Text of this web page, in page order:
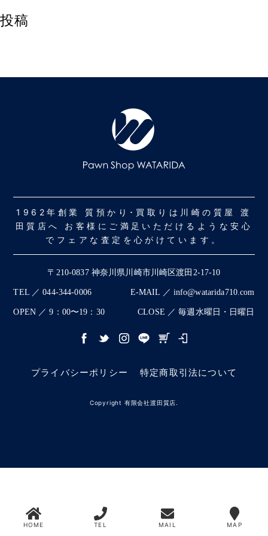
投稿
1962年創業 質預かり･買取りは川崎の質屋 渡
田質店へ お客様にご満足いただけるような安心
でフェアな査定を心がけています。
〒210-0837 神奈川県川崎市川崎区渡田2-17-10
TEL ／ 044-344-0006 E-MAIL ／ info@watarida710.com
OPEN ／ 9：00〜19：30 CLOSE ／ 毎週水曜日・日曜日
プライバシーポリシー 特定商取引法について
Copyright 有限会社渡田質店.
HOME TEL MAIL MAP